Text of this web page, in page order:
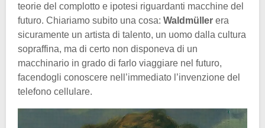
teorie del complotto e ipotesi riguardanti macchine del
futuro. Chiariamo subito una cosa: Waldmüller era
sicuramente un artista di talento, un uomo dalla cultura
sopraffina, ma di certo non disponeva di un
macchinario in grado di farlo viaggiare nel futuro,
facendogli conoscere nell’immediato l’invenzione del
telefono cellulare.